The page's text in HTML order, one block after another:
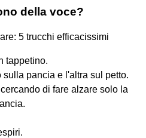
della voce?
5 trucchi efficacissimi
tappetino.
sulla pancia e l'altra sul petto.
di fare alzare solo la